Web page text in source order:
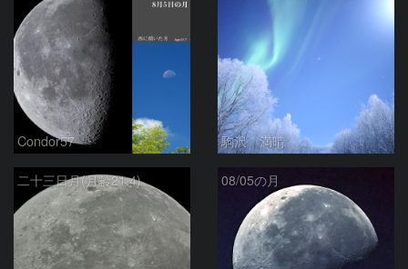
Condor57 駒沢 満晴
二十三日月(月齢21.4) 08/05の月